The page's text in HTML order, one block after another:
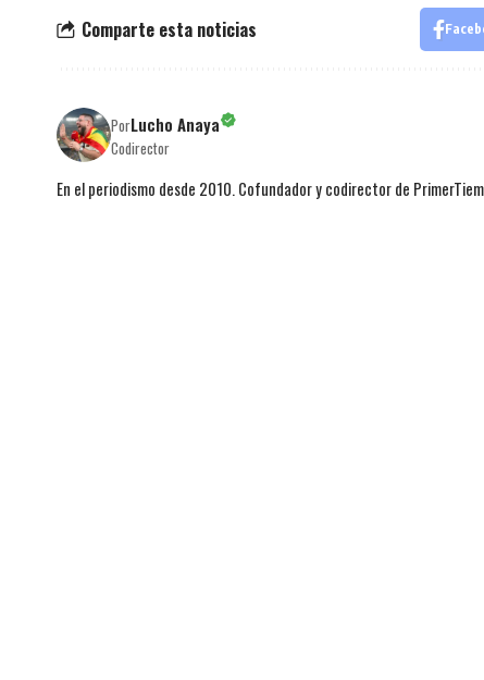
Comparte esta noticias
PorLucho Anaya
Codirector
En el periodismo desde 2010. Cofundador y codirector de